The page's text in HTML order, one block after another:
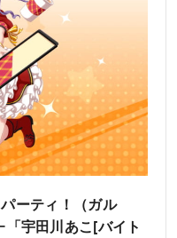
ーティ！（ガル
「宇田川あこ[バイト